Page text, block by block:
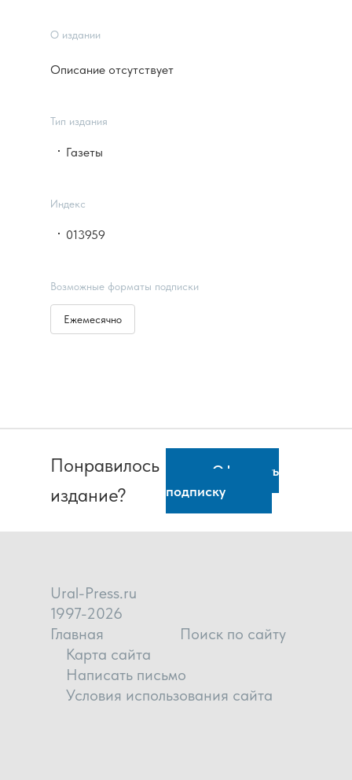
О издании
Описание отсутствует
Тип издания
Газеты
Индекс
013959
Возможные форматы подписки
Ежемесячно
Понравилось
издание?
Оформить
подписку
Ural-Press.ru
1997-2026
Главная
Поиск по сайту
Карта сайта
Написать письмо
Условия использования сайта